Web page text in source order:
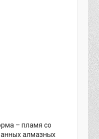
– пламя со
алмазных